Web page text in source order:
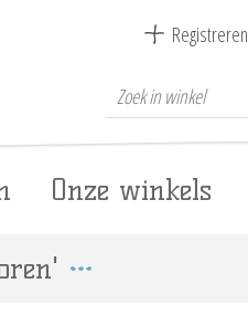
Registreren
Onze winkels